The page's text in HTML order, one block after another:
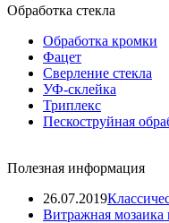
Обработка стекла
Обработка кромки
Фацет
Сверление стекла
УФ-склейка
Триплекс
Пескоструйная
Полезная информация
26.07.2019
Витражная мозаика